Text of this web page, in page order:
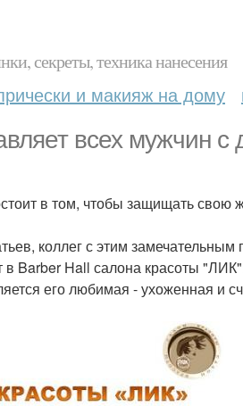
секреты, техника нанесения
и макияж на дому
всех мужчин с
в том, чтобы защищать свою
коллег с этим замечательным
Barber Hall салона красоты
его любимая - ухоженная и